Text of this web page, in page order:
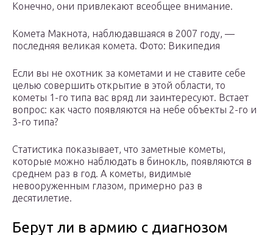
Конечно, они привлекают всеобщее внимание.
Комета Макнота, наблюдавшаяся в 2007 году, —
последняя великая комета. Фото: Википедия
Если вы не охотник за кометами и не ставите себе
целью совершить открытие в этой области, то
кометы 1-го типа вас вряд ли заинтересуют. Встает
вопрос: как часто появляются на небе объекты 2-го и
3-го типа?
Статистика показывает, что заметные кометы,
которые можно наблюдать в бинокль, появляются в
среднем раз в год. А кометы, видимые
невооруженным глазом, примерно раз в
десятилетие.
Берут ли в армию с диагнозом